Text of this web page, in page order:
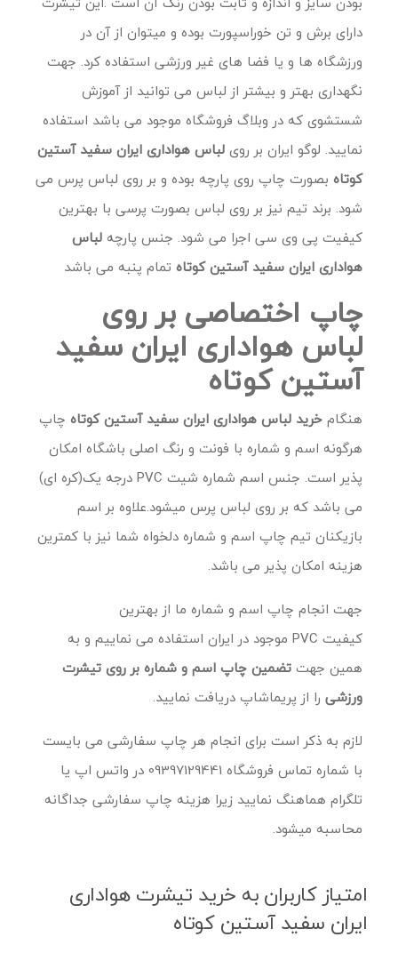
دارای برش و تن خوراسپورت بوده و میتوان از آن در
ورزشگاه ها و یا فضا های غیر ورزشی استفاده کرد. جهت
نگهداری بهتر و بیشتر از لباس می توانید از آموزش
شستشوی که در وبلاگ فروشگاه موجود می باشد استفاده
نمایید. لوگو ایران بر رویلباس هواداری ایران سفید آستین
کوتاه بصورت چاپ روی پارچه بوده و بر روی لباس پرس می
شود. برند تیم نیز بر روی لباس بصورت پرسی با بهترین
کیفیت پی وی سی اجرا می شود. جنس پارچه لباس
هواداری ایران سفید آستین کوتاه تمام پنبه می باشد
چاپ اختصاصی بر روی
لباس هواداری ایران سفید
آستین کوتاه
هنگامخرید لباس هواداری ایران سفید آستین کوتاه چاپ
هرگونه اسم و شماره با فونت و رنگ اصلی باشگاه امکان
پذیر است. جنس اسم شماره شیت PVC درجه یک(کره ای)
می باشد که بر روی لباس پرس میشود.علاوه بر اسم
بازیکنان تیم چاپ اسم و شماره دلخواه شما نیز با کمترین
هزینه امکان پذیر می باشد.
جهت انجام چاپ اسم و شماره ما از بهترین
کیفیت PVC موجود در ایران استفاده می نماییم و به
همین جهتتضمین چاپ اسم و شماره بر روی تیشرت
ورزشی را از پریماشاپ دریافت نمایید.
لازم به ذکر است برای انجام هر چاپ سفارشی می بایست
با شماره تماس فروشگاه 09397129441 در واتس اپ یا
تلگرام هماهنگ نمایید زیرا هزینه چاپ سفارشی جداگانه
محاسبه میشود.
امتیاز کاربران به خرید تیشرت هواداری
ایران سفید آستین کوتاه